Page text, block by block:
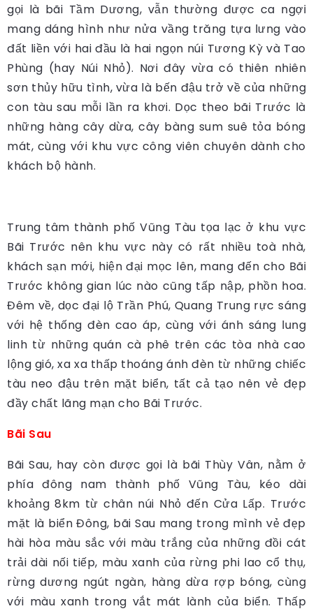
gọi là bãi Tầm Dương, vẫn thường được ca ngợi
mang dáng hình như nửa vầng trăng tựa lưng vào
đất liền với hai đầu là hai ngọn núi Tương Kỳ và Tao
Phùng (hay Núi Nhỏ). Nơi đây vừa có thiên nhiên
sơn thủy hữu tình, vừa là bến đậu trở về của những
con tàu sau mỗi lần ra khơi. Dọc theo bãi Trước là
những hàng cây dừa, cây bàng sum suê tỏa bóng
mát, cùng với khu vực công viên chuyên dành cho
khách bộ hành.
Trung tâm thành phố Vũng Tàu tọa lạc ở khu vực
Bãi Trước nên khu vực này có rất nhiều toà nhà,
khách sạn mới, hiện đại mọc lên, mang đến cho Bãi
Trước không gian lúc nào cũng tấp nập, phồn hoa.
Đêm về, dọc đại lộ Trần Phú, Quang Trung rực sáng
với hệ thống đèn cao áp, cùng với ánh sáng lung
linh từ những quán cà phê trên các tòa nhà cao
lộng gió, xa xa thấp thoáng ánh đèn từ những chiếc
tàu neo đậu trên mặt biển, tất cả tạo nên vẻ đẹp
đầy chất lãng mạn cho Bãi Trước.
Bãi Sau
Bãi Sau, hay còn được gọi là bãi Thùy Vân, nằm ở
phía đông nam thành phố Vũng Tàu, kéo dài
khoảng 8km từ chân núi Nhỏ đến Cửa Lấp. Trước
mặt là biển Đông, bãi Sau mang trong mình vẻ đẹp
hài hòa màu sắc với màu trắng của những đồi cát
trải dài nối tiếp, màu xanh của rừng phi lao cổ thụ,
rừng dương ngút ngàn, hàng dừa rợp bóng, cùng
với màu xanh trong vắt mát lành của biển. Thấp